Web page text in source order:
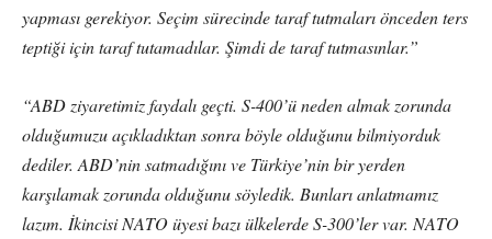
yapması gerekiyor. Seçim sürecinde taraf tutmaları önceden ters
teptiği için taraf tutamadılar. Şimdi de taraf tutmasınlar.”
“ABD ziyaretimiz faydalı geçti. S-400’ü neden almak zorunda
olduğumuzu açıkladıktan sonra böyle olduğunu bilmiyorduk
dediler. ABD’nin satmadığını ve Türkiye’nin bir yerden
karşılamak zorunda olduğunu söyledik. Bunları anlatmamız
lazım. İkincisi NATO üyesi bazı ülkelerde S-300’ler var. NATO